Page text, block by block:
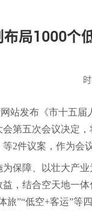
局1000个
站发布 《市十五
第五次会议决定
等2件议案，作为会
为保障、以壮大产
，结合空天地一
旅”“低空+客运”